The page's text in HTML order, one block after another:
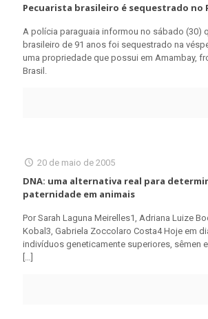
Pecuarista brasileiro é sequestrado no
A polícia paraguaia informou no sábado (30)
brasileiro de 91 anos foi sequestrado na
uma propriedade que possui em Amambay,
Brasil.
20 de maio de 2005
DNA: uma alternativa real para
paternidade em animais
Por Sarah Laguna Meirelles1, Adriana Luize
Kobal3, Gabriela Zoccolaro Costa4 Hoje em
indivíduos geneticamente superiores, sêmen
[…]